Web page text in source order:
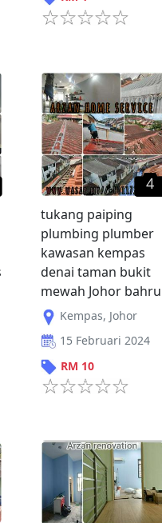
4
tukang paiping
plumbing plumber
kawasan kempas
denai taman bukit
mewah Johor bahru
Kempas, Johor
15 Februari 2024
RM 10